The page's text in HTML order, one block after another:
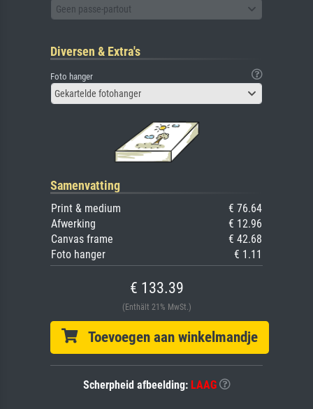
Geen passe-partout
Diversen & Extra's
Foto hanger
Gekartelde fotohanger
Samenvatting
Print & medium
€ 76.64
Afwerking
€ 12.96
Canvas frame
€ 42.68
Foto hanger
€ 1.11
€ 133.39
(Enthält 21% MwSt.)
Toevoegen aan winkelmandje
Scherpheid afbeelding: LAAG